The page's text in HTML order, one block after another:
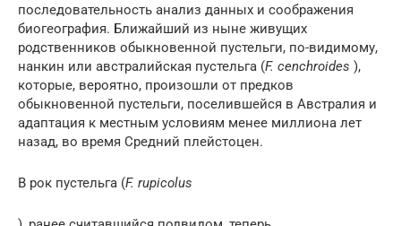
последовательность анализ данных и соображения
биогеография. Ближайший из ныне живущих
родственников обыкновенной пустельги, по-видимому,
нанкин или австралийская пустельга (F. cenchroides ),
которые, вероятно, произошли от предков
обыкновенной пустельги, поселившейся в Австралия и
адаптация к местным условиям менее миллиона лет
назад, во время Средний плейстоцен.
В рок пустельга (F. rupicolus